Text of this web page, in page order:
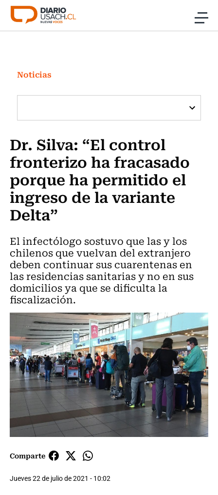
Click acá para ir directamente al contenido
Investigación
Cultura
Programas Radio y TV Usach
Noticias
Dr. Silva: “El control
fronterizo ha fracasado
porque ha permitido el
ingreso de la variante
Delta”
El infectólogo sostuvo que las y los
chilenos que vuelvan del extranjero
deben continuar sus cuarentenas en
las residencias sanitarias y no en sus
domicilios ya que se dificulta la
fiscalización.
Comparte
Jueves 22 de julio de 2021 - 10:02